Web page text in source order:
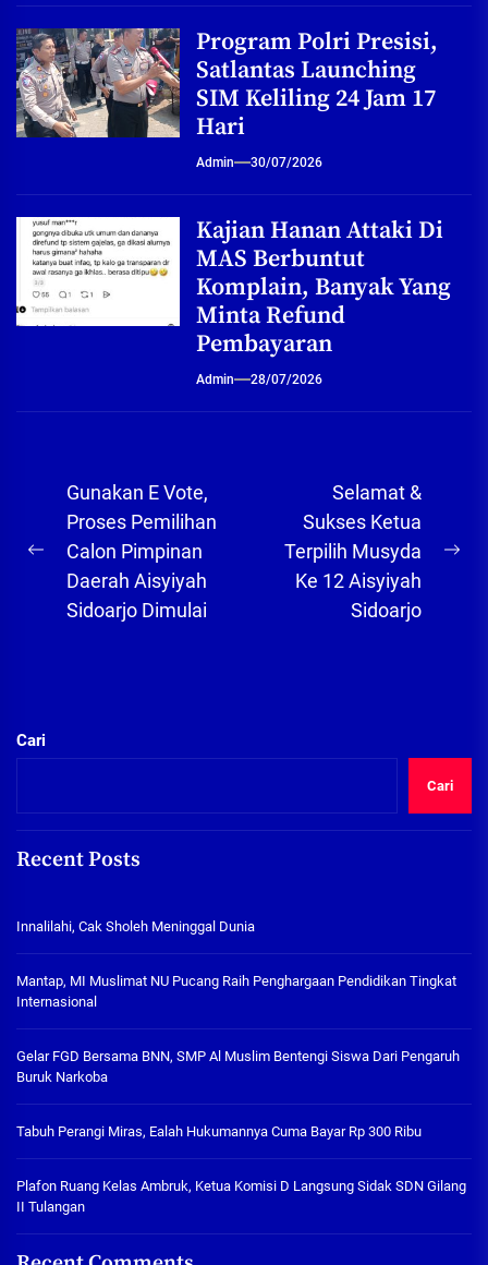
Program Polri Presisi,
Satlantas Launching
SIM Keliling 24 Jam 17
Hari
Admin 30/07/2026
Kajian Hanan Attaki Di
MAS Berbuntut
Komplain, Banyak Yang
Minta Refund
Pembayaran
Admin 28/07/2026
Navigasi
pos
Previous
post:
Gunakan E Vote,
Proses Pemilihan
Calon Pimpinan
Daerah Aisyiyah
Sidoarjo Dimulai
Selamat &
Sukses Ketua
Terpilih Musyda
Ke 12 Aisyiyah
Sidoarjo
Cari
Cari
Recent Posts
Innalilahi, Cak Sholeh Meninggal Dunia
Mantap, MI Muslimat NU Pucang Raih Penghargaan Pendidikan Tingkat
Internasional
Gelar FGD Bersama BNN, SMP Al Muslim Bentengi Siswa Dari Pengaruh
Buruk Narkoba
Tabuh Perangi Miras, Ealah Hukumannya Cuma Bayar Rp 300 Ribu
Plafon Ruang Kelas Ambruk, Ketua Komisi D Langsung Sidak SDN Gilang
II Tulangan